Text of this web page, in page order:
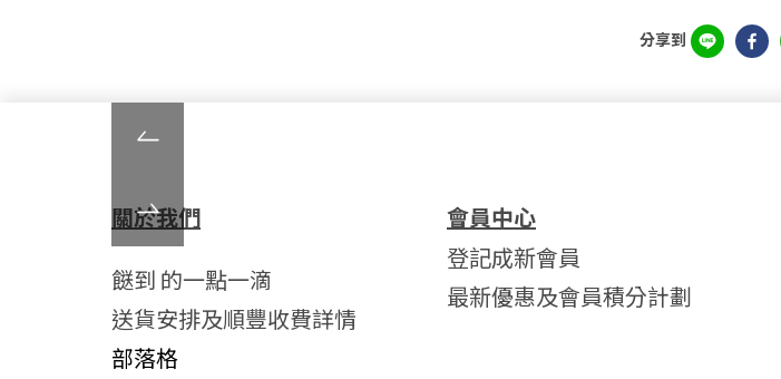
分享到
關於我們
餸到 的一點一滴
送貨安排及順豐收費詳情
部落格
會員中心
登記成新會員
最新優惠及會員積分計劃